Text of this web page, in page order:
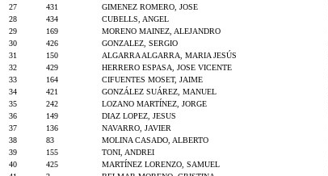
27
431 GIMENEZ ROMERO, JOSE
28
434 CUBELLS, ANGEL
29
169 MORENO MAINEZ, ALEJANDRO
30
426 GONZALEZ, SERGIO
31
150 ALGARRA ALGARRA, MARIA JESÚS
32
429 HERRERO ESPASA, JOSE VICENTE
33
164 CIFUENTES MOSET, JAIME
34
421 GONZÁLEZ SUÁREZ, MANUEL
35
242 LOZANO MARTÍNEZ, JORGE
36
149 DIAZ LOPEZ, JESUS
37
136 NAVARRO, JAVIER
38
83 MOLINA CASADO, ALBERTO
39
155 TONI, ANDREI
40
425 MARTÍNEZ LORENZO, SAMUEL